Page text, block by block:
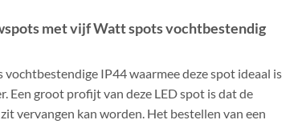
met vijf Watt spots vochtbestendig
vochtbestendige IP44 waarmee deze spot ideaal is
Een groot profijt van deze LED spot is dat de
vervangen kan worden. Het bestellen van een